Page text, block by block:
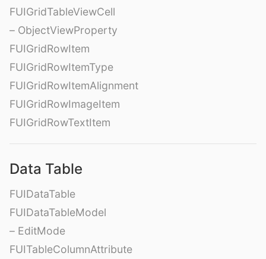
FUIGridTableViewCell
– ObjectViewProperty
FUIGridRowItem
FUIGridRowItemType
FUIGridRowItemAlignment
FUIGridRowImageItem
FUIGridRowTextItem
Data Table
FUIDataTable
FUIDataTableModel
– EditMode
FUITableColumnAttribute